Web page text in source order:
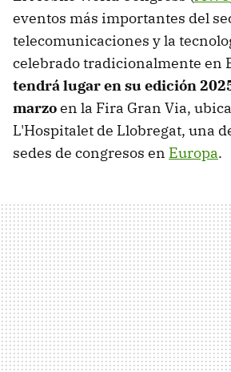
eventos más importantes del
telecomunicaciones y la
celebrado tradicionalmente en
tendrá lugar en su edición
marzoen la Fira Gran Via,
L'Hospitalet de Llobregat, una
sedes de congresos en Europa.